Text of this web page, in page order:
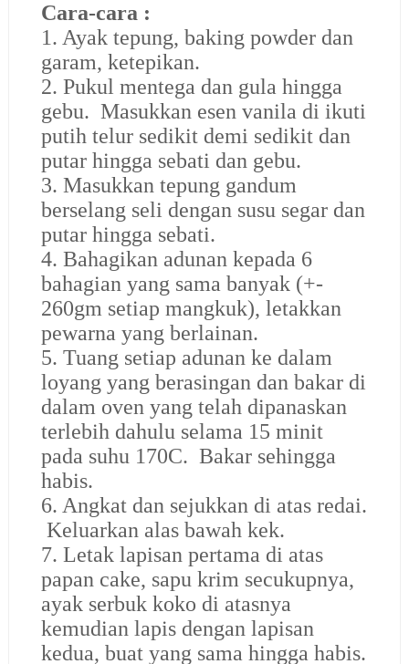
Cara-cara :
1. Ayak tepung, baking powder dan
garam, ketepikan.
2. Pukul mentega dan gula hingga
gebu. Masukkan esen vanila di ikuti
putih telur sedikit demi sedikit dan
putar hingga sebati dan gebu.
3. Masukkan tepung gandum
berselang seli dengan susu segar dan
putar hingga sebati.
4. Bahagikan adunan kepada 6
bahagian yang sama banyak (+-
260gm setiap mangkuk), letakkan
pewarna yang berlainan.
5. Tuang setiap adunan ke dalam
loyang yang berasingan dan bakar di
dalam oven yang telah dipanaskan
terlebih dahulu selama 15 minit
pada suhu 170C. Bakar sehingga
habis.
6. Angkat dan sejukkan di atas redai.
Keluarkan alas bawah kek.
7. Letak lapisan pertama di atas
papan cake, sapu krim secukupnya,
ayak serbuk koko di atasnya
kemudian lapis dengan lapisan
kedua, buat yang sama hingga habis.